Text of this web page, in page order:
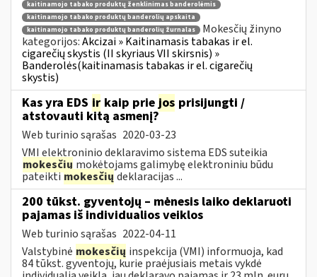
kaitinamojo tabako produktų ženklinimas banderolėmis
kaitinamojo tabako produktų banderolių apskaita
kaitinamojo tabako produktų banderolių žurnalas
Mokesčių žinyno
kategorijos:Akcizai » Kaitinamasis tabakas ir el.
cigarečių skystis (II skyriaus VII skirsnis) »
Banderolės(kaitinamasis tabakas ir el. cigarečių
skystis)
Kas yra EDS ir kaip prie jos prisijungti /
atstovauti kitą asmenį?
Web turinio sąrašas 2020-03-23
VMI elektroninio deklaravimo sistema EDS suteikia
mokesčių mokėtojams galimybę elektroniniu būdu
pateiktimokesčių deklaracijas ...
200 tūkst. gyventojų – mėnesis laiko deklaruoti
pajamas iš individualios veiklos
Web turinio sąrašas 2022-04-11
Valstybinė mokesčių inspekcija (VMI) informuoja, kad
84 tūkst. gyventojų, kurie praėjusiais metais vykdė